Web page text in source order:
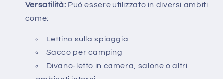
Versatilità: Può essere utilizzato in diversi ambiti
come:
Lettino sulla spiaggia
Sacco per camping
Divano-letto in camera, salone o altri